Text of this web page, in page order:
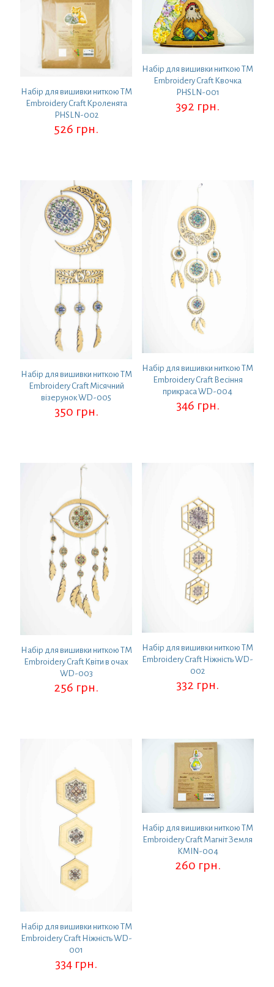
Набір для вишивки ниткою ТМ
Embroidery Craft Кроленята
PHSLN-002
526 грн.
Набір для вишивки ниткою ТМ
Embroidery Craft Квочка
PHSLN-001
392 грн.
Набір для вишивки ниткою ТМ
Embroidery Craft Місячний
візерунок WD-005
350 грн.
Набір для вишивки ниткою ТМ
Embroidery Craft Весіння
прикраса WD-004
346 грн.
Набір для вишивки ниткою ТМ
Embroidery Craft Квіти в очах
WD-003
256 грн.
Набір для вишивки ниткою ТМ
Embroidery Craft Ніжність WD-
002
332 грн.
Набір для вишивки ниткою ТМ
Embroidery Craft Ніжність WD-
001
334 грн.
Набір для вишивки ниткою ТМ
Embroidery Craft Магніт Земля
KMIN-004
260 грн.